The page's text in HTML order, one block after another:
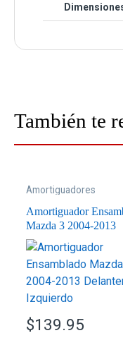
También te
Amortiguadores
Amortiguador
Mazda 3 2004-2013
Delantero Izquierdo
$139.95